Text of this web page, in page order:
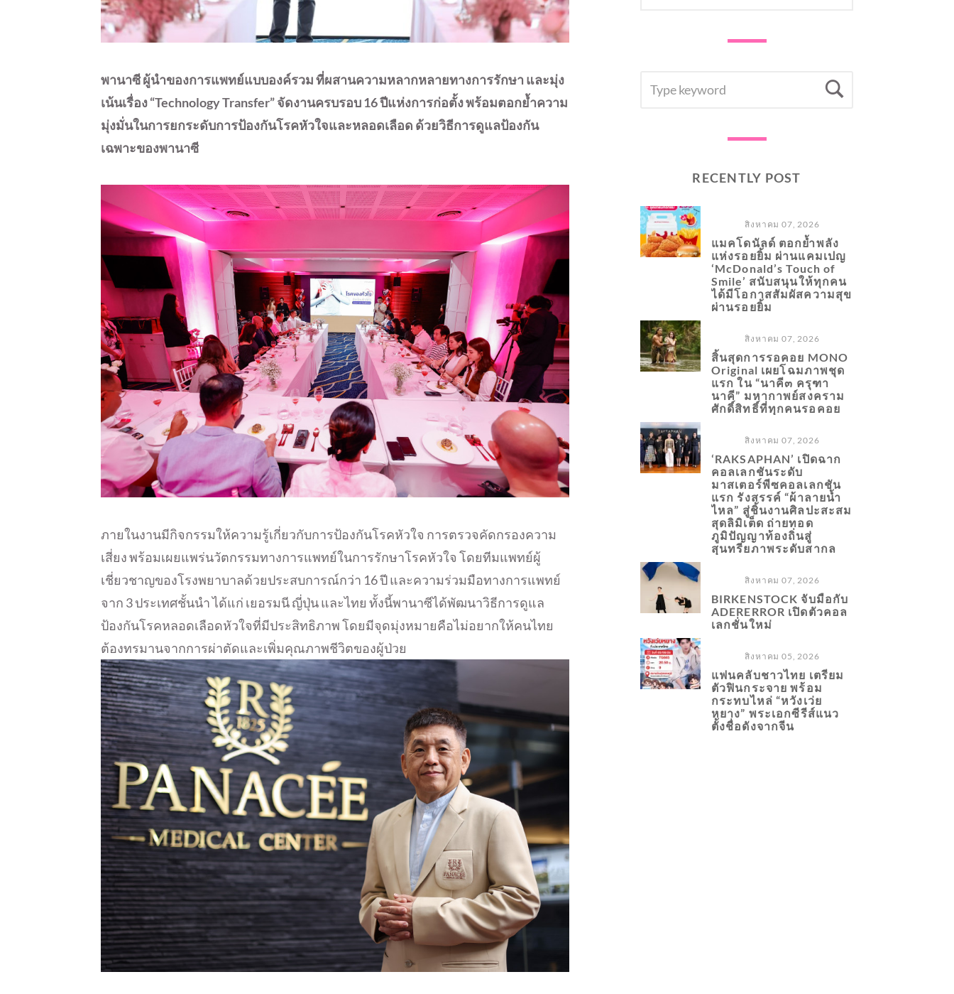
พานาซี ผู้นำของการแพทย์แบบองค์รวม ที่ผสานความหลากหลายทางการรักษา และมุ่ง
เน้นเรื่อง “Technology Transfer” จัดงานครบรอบ 16 ปีแห่งการก่อตั้ง พร้อมตอกย้ำความ
มุ่งมั่นในการยกระดับการป้องกันโรคหัวใจและหลอดเลือด ด้วยวิธีการดูแลป้องกัน
เฉพาะของพานาซี
ภายในงานมีกิจกรรมให้ความรู้เกี่ยวกับการป้องกันโรคหัวใจ การตรวจคัดกรองความ
เสี่ยง พร้อมเผยแพร่นวัตกรรมทางการแพทย์ในการรักษาโรคหัวใจ โดยทีมแพทย์ผู้
เชี่ยวชาญของโรงพยาบาลด้วยประสบการณ์กว่า 16 ปี และความร่วมมือทางการแพทย์
จาก 3 ประเทศชั้นนำ ได้แก่ เยอรมนี ญี่ปุ่น และไทย ทั้งนี้พานาซีได้พัฒนาวิธีการดูแล
ป้องกันโรคหลอดเลือดหัวใจที่มีประสิทธิภาพ โดยมีจุดมุ่งหมายคือไม่อยากให้คนไทย
ต้องทรมานจากการผ่าตัดและเพิ่มคุณภาพชีวิตของผู้ป่วย
FOR:
RECENTLY POST
สิงหาคม 07, 2026
แมคโดนัลด์ ตอกย้ำพลัง
แห่งรอยยิ้ม ผ่านแคมเปญ
‘McDonald’s Touch of
Smile’ สนับสนุนให้ทุกคน
ได้มีโอกาสสัมผัสความสุข
ผ่านรอยยิ้ม
สิงหาคม 07, 2026
สิ้นสุดการรอคอย MONO
Original เผยโฉมภาพชุด
แรก ใน “นาคี๓ ครุฑา
นาคี” มหากาพย์สงคราม
ศักดิ์สิทธิ์ที่ทุกคนรอคอย
สิงหาคม 07, 2026
‘RAKSAPHAN’ เปิดฉาก
คอลเลกชันระดับ
มาสเตอร์พีซคอลเลกชัน
แรก รังสรรค์ “ผ้าลายน้ำ
ไหล” สู่ชิ้นงานศิลปะสะสม
สุดลิมิเต็ด ถ่ายทอด
ภูมิปัญญาท้องถิ่นสู่
สุนทรียภาพระดับสากล
สิงหาคม 07, 2026
BIRKENSTOCK จับมือกับ
ADERERROR เปิดตัวคอล
เลกชั่นใหม่
สิงหาคม 05, 2026
แฟนคลับชาวไทย เตรียม
ตัวฟินกระจาย พร้อม
กระทบไหล่ “หวังเว่ย
หยาง” พระเอกซีรีส์แนว
ตั้งชื่อดังจากจีน